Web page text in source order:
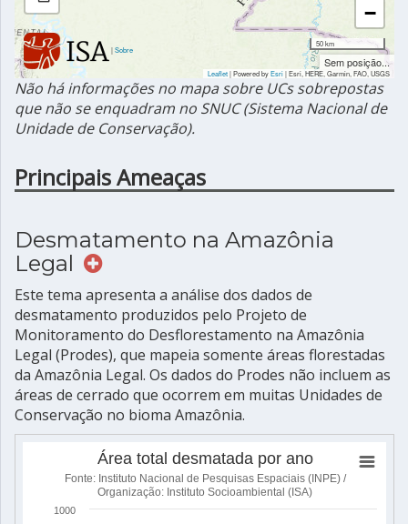
|Sobre
−
50 km
Sem posição...
Leaflet| Powered byEsri|Esri, HERE, Garmin, FAO, USGS
Não há informações no mapa sobre UCs sobrepostas
que não se enquadram no SNUC (Sistema Nacional de
Unidade de Conservação).
Principais Ameaças
Desmatamento na Amazônia
Legal
Este tema apresenta a análise dos dados de
desmatamento produzidos pelo Projeto de
Monitoramento do Desflorestamento na Amazônia
Legal (Prodes), que mapeia somente áreas florestadas
da Amazônia Legal. Os dados do Prodes não incluem as
áreas de cerrado que ocorrem em muitas Unidades de
Conservação no bioma Amazônia.